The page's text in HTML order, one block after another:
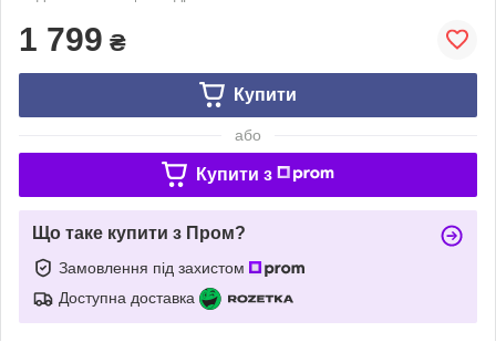
1 799 ₴
Купити
або
Купити з
Що таке купити з Пром?
Замовлення під захистом
Доступна доставка